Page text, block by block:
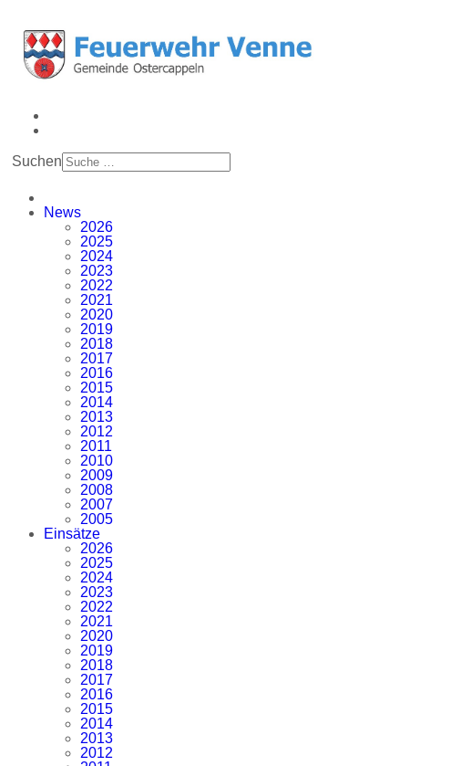
Suchen
News
2026
2025
2024
2023
2022
2021
2020
2019
2018
2017
2016
2015
2014
2013
2012
2011
2010
2009
2008
2007
2005
Einsätze
2026
2025
2024
2023
2022
2021
2020
2019
2018
2017
2016
2015
2014
2013
2012